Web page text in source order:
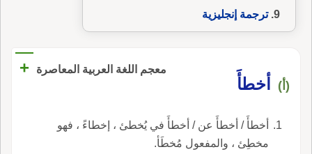
ترجمة إنجليزية
معجم اللغة العربية المعاصرة +
(أ) أخطأَ
أخطأَ / أخطأَ عن / أخطأَ في يُخطئ ، إخطاءً ، فهو
مخطِئ ، والمفعول مُخطَأ.